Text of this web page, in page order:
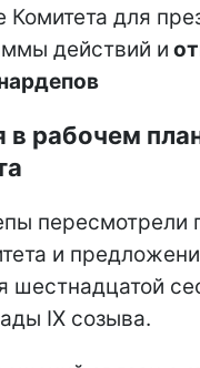
Комитета для
действий и
в рабочем
пересмотрели
и
шестнадцатой
IX созыва.